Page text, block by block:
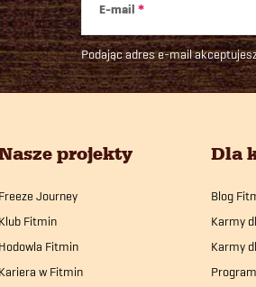
E-mail
Podając adres e-mail
projekty
Freeze Journey
Klub Fitmin
Hodowla Fitmin
Kariera w Fitmin
Dla
Blog
Karmy
Karmy